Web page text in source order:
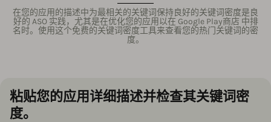
在您的应用的描述中为最相关的关键词保持良好的关键词密度是良
好的 ASO 实践，尤其是在优化您的应用以在 Google Play商店 中排
名时。使用这个免费的关键词密度工具来查看您的热门关键词的密
度。
粘贴您的应用详细描述并检查其关键词密
度。